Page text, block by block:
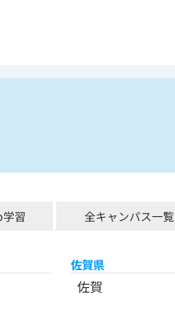
習 全キャンパス一覧
佐賀県
佐賀